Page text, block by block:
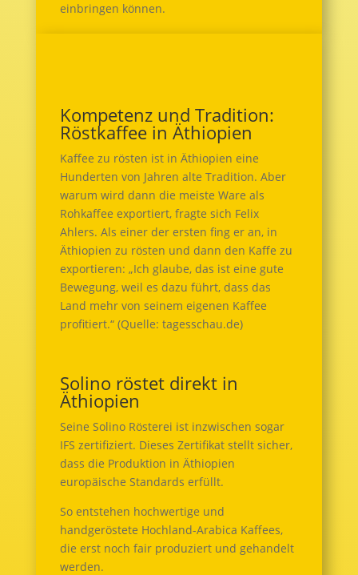
einbringen können.
Kompetenz und Tradition:
Röstkaffee in Äthiopien
Kaffee zu rösten ist in Äthiopien eine
Hunderten von Jahren alte Tradition. Aber
warum wird dann die meiste Ware als
Rohkaffee exportiert, fragte sich Felix
Ahlers. Als einer der ersten fing er an, in
Äthiopien zu rösten und dann den Kaffe zu
exportieren: „Ich glaube, das ist eine gute
Bewegung, weil es dazu führt, dass das
Land mehr von seinem eigenen Kaffee
profitiert.“ (Quelle: tagesschau.de)
Solino röstet direkt in
Äthiopien
Seine Solino Rösterei ist inzwischen sogar
IFS zertifiziert. Dieses Zertifikat stellt sicher,
dass die Produktion in Äthiopien
europäische Standards erfüllt.
So entstehen hochwertige und
handgeröstete Hochland-Arabica Kaffees,
die erst noch fair produziert und gehandelt
werden.